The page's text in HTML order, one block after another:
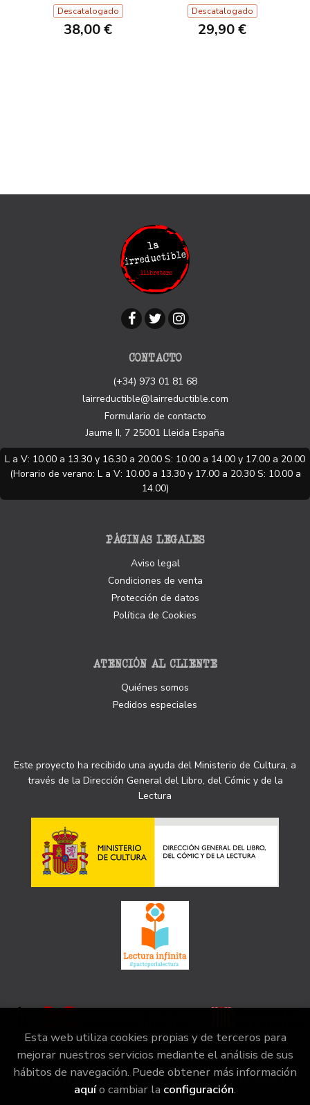
Descatalogado
38,00 €
Descatalogado
29,90 €
CONTACTO
(+34) 973 01 81 68
lairreductible@lairreductible.com
Formulario de contacto
Jaume II, 7 25001 Lleida España
L a V: 10.00 a 13.30 y 16.30 a 20.00 S: 10.00 a 14.00 y 17.00 a 20.00
(Horario de verano: L a V: 10.00 a 13.30 y 17.00 a 20.30 S: 10.00 a
14.00)
PÁGINAS LEGALES
Aviso legal
Condiciones de venta
Protección de datos
Política de Cookies
ATENCIÓN AL CLIENTE
Quiénes somos
Pedidos especiales
Este proyecto ha recibido una ayuda del Ministerio de Cultura, a
través de la Dirección General del Libro, del Cómic y de la
Lectura
2026 ©la irreductible . Todos los Derechos Reservados |
Grupo Trevenque
Esta web utiliza cookies propias y de terceros para
mejorar nuestros servicios mediante el análisis de sus
hábitos de navegación. Puede obtener más información
aquío cambiar la configuración.